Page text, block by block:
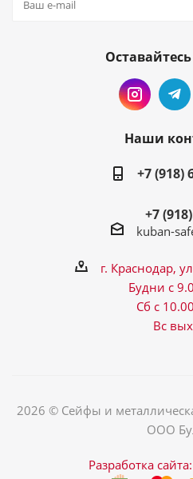
Наши
+7 (918)
+7
kuban-
г. Краснодар,
Будни с
Сб с
Вс
2026 © Сейфы и
ООО
Разработка